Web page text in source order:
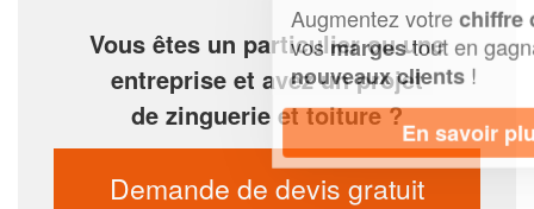
Vous êtes un particulier ou une
entreprise et avez un projet
de zinguerie et toiture ?
Demande de devis gratuit
Augmentez votrechiffre d'affaireset
vosmargestout en gagnant de
nouveaux clients!
En savoir plus